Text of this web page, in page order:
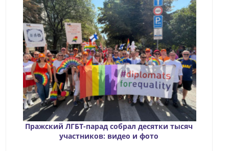
Пражский ЛГБТ-парад собрал десятки тысяч
участников: видео и фото